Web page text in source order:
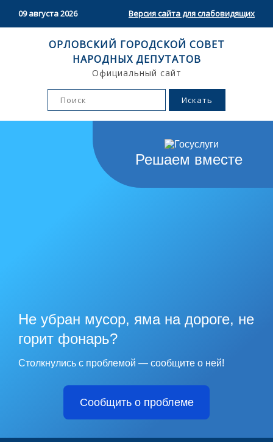
09 августа 2026 Версия сайта для слабовидящих
ОРЛОВСКИЙ ГОРОДСКОЙ СОВЕТ
НАРОДНЫХ ДЕПУТАТОВ
Официальный сайт
Решаем вместе
Не убран мусор, яма на дороге, не
горит фонарь?
Столкнулись с проблемой — сообщите о ней!
Сообщить о проблеме